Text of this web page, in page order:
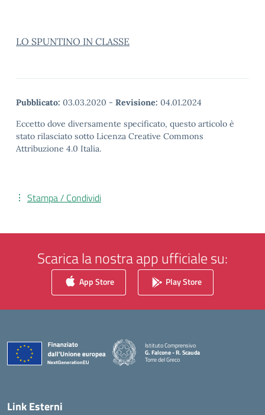
LO SPUNTINO IN CLASSE
Pubblicato: 03.03.2020 - Revisione: 04.01.2024
Eccetto dove diversamente specificato, questo articolo è
stato rilasciato sotto Licenza Creative Commons
Attribuzione 4.0 Italia.
Stampa / Condividi
Scarica la nostra app ufficiale su:
App Store Play Store
Istituto Comprensivo
G. Falcone - R. Scauda
Torre del Greco
Link Esterni